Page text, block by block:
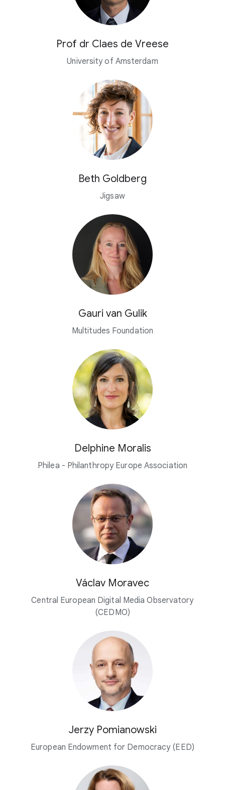
Prof dr Claes de Vreese
University of Amsterdam
Beth Goldberg
Jigsaw
Gauri van Gulik
Multitudes Foundation
Delphine Moralis
Philea - Philanthropy Europe Association
Václav Moravec
Central European Digital Media Observatory
(CEDMO)
Jerzy Pomianowski
European Endowment for Democracy (EED)